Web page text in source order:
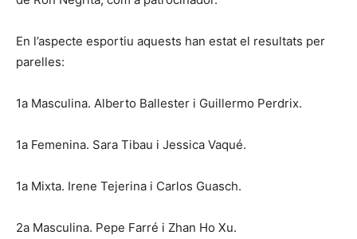
En l’aspecte esportiu aquests han estat el resultats per
parelles:
1a Masculina. Alberto Ballester i Guillermo Perdrix.
1a Femenina. Sara Tibau i Jessica Vaqué.
1a Mixta. Irene Tejerina i Carlos Guasch.
2a Masculina. Pepe Farré i Zhan Ho Xu.